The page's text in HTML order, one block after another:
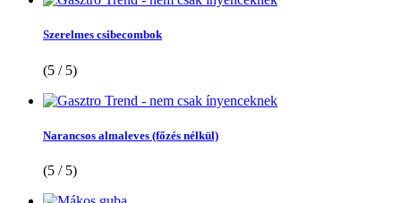
Szerelmes csibecombok
(5 / 5)
Narancsos almaleves (főzés nélkül)
(5 / 5)